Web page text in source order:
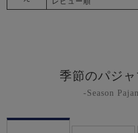
季節のパジ
-Season